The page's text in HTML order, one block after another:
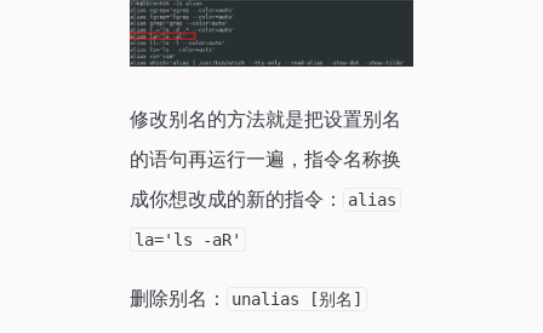
修改别名的方法就是把设置别名
的语句再运行一遍，指令名称换
成你想改成的新的指令：
alias
la='ls -aR'
删除别名： unalias [别名]